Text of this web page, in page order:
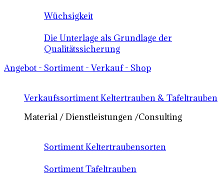
Wüchsigkeit
Die Unterlage als Grundlage der
Qualitätssicherung
Angebot - Sortiment - Verkauf - Shop
Verkaufssortiment Keltertrauben & Tafeltrauben
Material / Dienstleistungen /Consulting
Sortiment Keltertraubensorten
Sortiment Tafeltrauben